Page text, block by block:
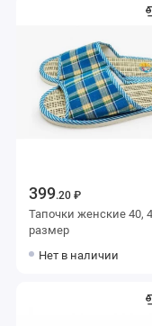
399.20 ₽
Тапочки женские 40, 41
размер
Нет в наличии